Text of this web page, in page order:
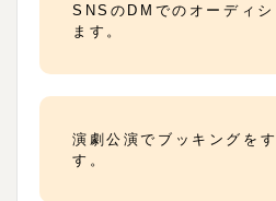
SNSのDMでのオーディ
ます。
演劇公演でブッキングを
す。